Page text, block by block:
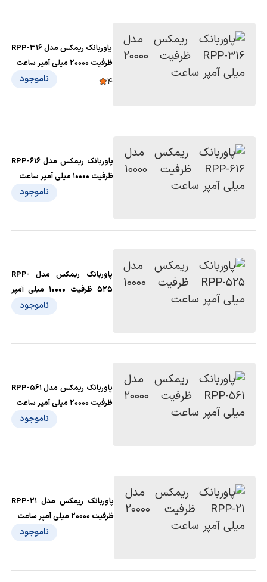
پاوربانک ریمکس مدل RPP-316
ظرفیت 20000 میلی آمپر ساعت
4 ناموجود
پاوربانک ریمکس مدل RPP-616
ظرفیت 10000 میلی آمپر ساعت
ناموجود
پاوربانک ریمکس مدل RPP-
525 ظرفیت 10000 میلی آمپر
ناموجود
پاوربانک ریمکس مدل RPP-561
ظرفیت 20000 میلی آمپر ساعت
ناموجود
پاوربانک ریمکس مدل RPP-21
ظرفیت 20000 میلی آمپر ساعت
ناموجود